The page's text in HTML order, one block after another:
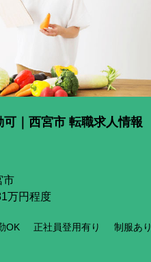
｜西宮市 転職求人情報
市
万円程度
OK 正社員登用有り 制服あり